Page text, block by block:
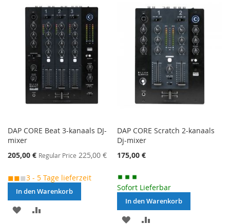
HINZUFÜGEN
HINZUFÜGEN
DAP CORE Beat 3-kanaals DJ-
mixer
Special
Price
205,00 € Regular Price 225,00 €
◼◼◼3 - 5 Tage lieferzeit
In den Warenkorb
MERKEN
DAP CORE Scratch 2-kanaals
Dj-mixer
175,00 €
Sofort Lieferbar
In den Warenkorb
MERKEN